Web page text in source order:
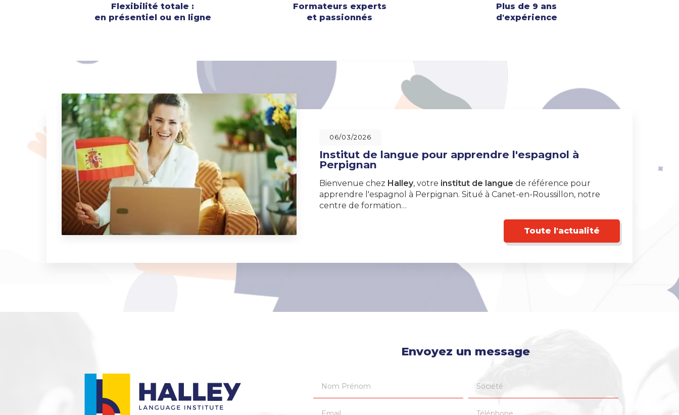
Flexibilité totale :
en présentiel ou en ligne
Formateurs experts
et passionnés
Plus de 9 ans
d'expérience
06/03/2026
Institut de langue pour apprendre l'espagnol à
Perpignan
Bienvenue chez Halley, votre institut de langue de référence pour
apprendre l'espagnol à Perpignan. Situé à Canet-en-Roussillon, notre
centre de formation…
Toute l'actualité
Envoyez un message